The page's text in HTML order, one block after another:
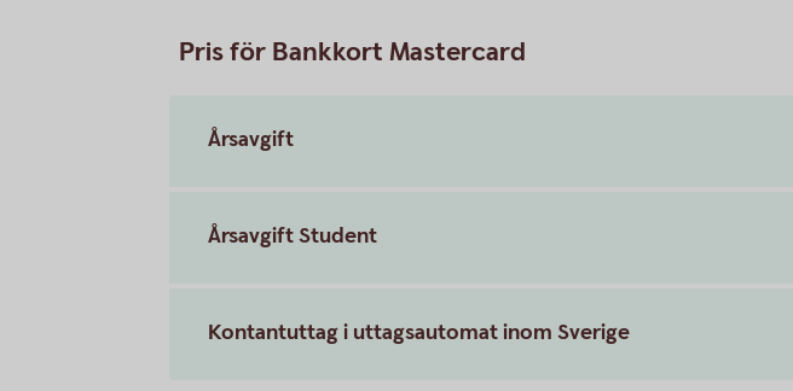
Pris för Bankkort Mastercard
Årsavgift
Årsavgift Student
Kontantuttag i uttagsautomat inom Sverige